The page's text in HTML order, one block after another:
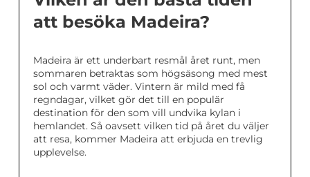
att besöka Madeira?
Madeira är ett underbart resmål året runt, men
sommaren betraktas som högsäsong med mest
sol och varmt väder. Vintern är mild med få
regndagar, vilket gör det till en populär
destination för den som vill undvika kylan i
hemlandet. Så oavsett vilken tid på året du väljer
att resa, kommer Madeira att erbjuda en trevlig
upplevelse.